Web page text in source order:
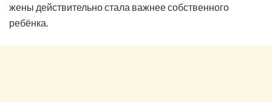
жены действительно стала важнее собственного
ребёнка.